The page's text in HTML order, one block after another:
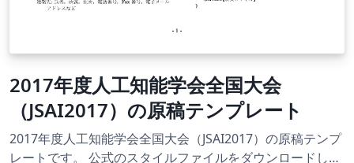
2017年度人工知能学会全国大会
（JSAI2017）の原稿テンプレート
2017年度人工知能学会全国大会（JSAI2017）の原稿テンプ
レートです。 公式のスタイルファイルをダウンロードし、